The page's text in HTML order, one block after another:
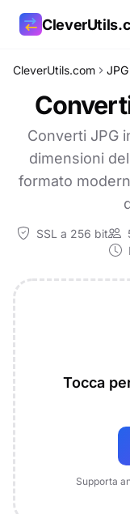
CleverUtils.com
Converti JPG
dimensioni
formato
SSL a 256 bit
Tocca
Supporta
Copia link